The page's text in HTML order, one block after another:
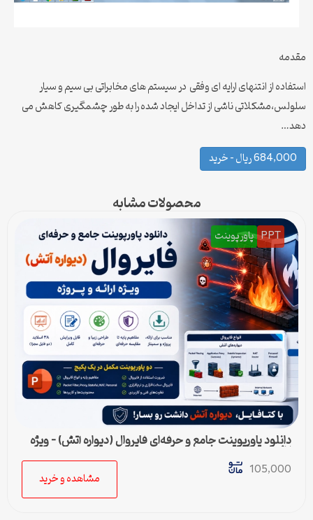
مقدمه
استفاده از انتنهای ارایه ای وفقی در سیستم های مخابراتی بی سیم و سیار
سلولس،مشکلاتی ناشی از تداخل ایجاد شده را به طور چشمگیری کاهش می
دهد…
684,000 ریال – خرید
محصولات مشابه
PPT پاورپوینت
دانلود پاورپوینت جامع و حرفه‌ای فایروال (دیواره آتش) – ویژه
ارائه و پروژه
105,000
مشاهده و خرید